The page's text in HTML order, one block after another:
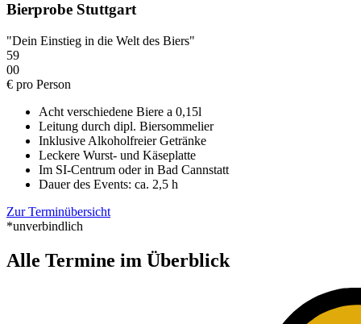
Bierprobe Stuttgart
"Dein Einstieg in die Welt des Biers"
59
00
€ pro Person
Acht verschiedene Biere a 0,15l
Leitung durch dipl. Biersommelier
Inklusive Alkoholfreier Getränke
Leckere Wurst- und Käseplatte
Im SI-Centrum oder in Bad Cannstatt
Dauer des Events: ca. 2,5 h
Zur Terminübersicht
*unverbindlich
Alle Termine im Überblick